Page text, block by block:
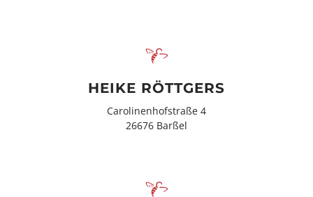
HEIKE RÖTTGERS
Carolinenhofstraße 4
26676 Barßel